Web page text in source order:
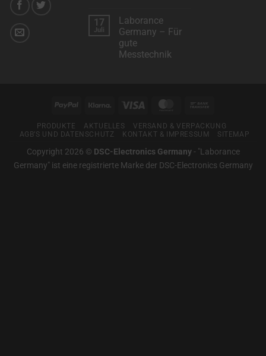
Das
Suchportal
für
professionelle
Mess-
und
Wir
arbeiten
mit
“Klarna”
für
17
Juli
Laborance
Germany – Für
gute
Messtechnik
Messtechnik
PayPal Klarna Visa MasterCard
PRODUKTE AKTUELLES
VERSAND & VERPACKUNG
AGB’S UND DATENSCHUTZ
KONTAKT & IMPRESSUM SITEMAP
Copyright 2026 © DSC-Electronics Germany- "Laborance
Germany" ist eine registrierte Marke der DSC-Electronics Germany